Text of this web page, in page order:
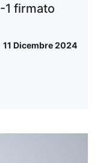
1 firmato
11 Dicembre 2024